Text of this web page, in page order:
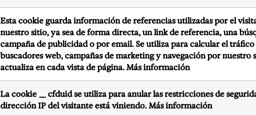
Esta cookie guarda información de referencias utilizadas por el
nuestro sitio, ya sea de forma directa, un link de referencia, una
campaña de publicidad o por email. Se utiliza para calcular el
buscadores web, campañas de marketing y navegación por nuestro
actualiza en cada vista de página. Más información
La cookie __ cfduid se utiliza para anular las restricciones de
dirección IP del visitante está viniendo. Más información